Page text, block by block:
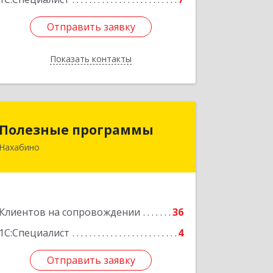
Отправить заявку
Показать контакты
Отправить заявку
Назад
Полезные программы
Нахабино
Клиентов на сопровождении
36
1С:Специалист
4
Отправить заявку
Подробнее
Отправить заявку